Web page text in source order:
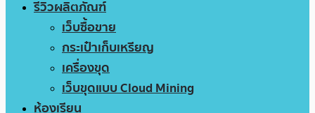
รีวิวผลิตภัณฑ์
เว็บซื้อขาย
กระเป๋าเก็บเหรียญ
เครื่องขุด
เว็บขุดแบบ Cloud Mining
ห้องเรียน